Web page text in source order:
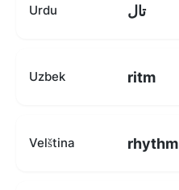
Urdu تال
Uzbek ritm
Velština rhythm